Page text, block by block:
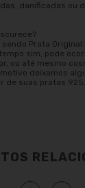
danificadas ou
sendo Prata
sim, pode
ou até mesmo
deixamos
de suas pratas 925.